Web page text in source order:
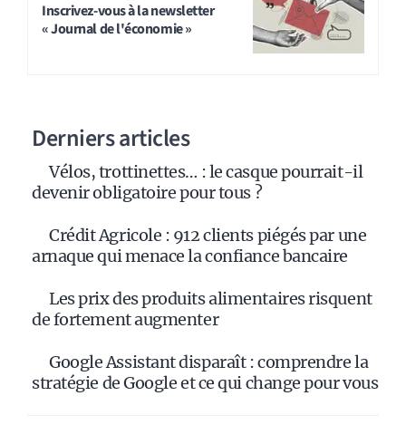
Inscrivez-vous à la newsletter
« Journal de l'économie »
Derniers articles
Vélos, trottinettes… : le casque pourrait-il
devenir obligatoire pour tous ?
Crédit Agricole : 912 clients piégés par une
arnaque qui menace la confiance bancaire
Les prix des produits alimentaires risquent
de fortement augmenter
Google Assistant disparaît : comprendre la
stratégie de Google et ce qui change pour vous